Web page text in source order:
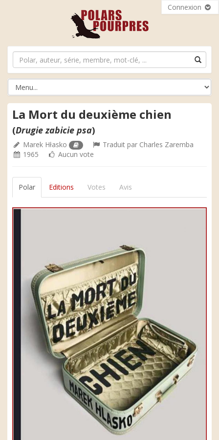
Connexion
La Mort du deuxième chien
(Drugie zabicie psa)
Marek Hłasko Traduit par Charles Zaremba
1965
Aucun vote
Polar Editions Votes Avis